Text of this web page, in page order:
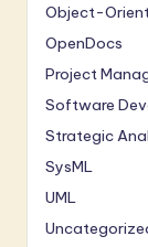
Object-
OpenDocs
Project
Software
Strategic
SysML
UML